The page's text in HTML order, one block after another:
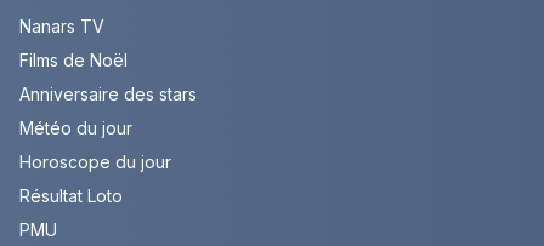
Nanars TV
Films de Noël
Anniversaire des stars
Météo du jour
Horoscope du jour
Résultat Loto
PMU